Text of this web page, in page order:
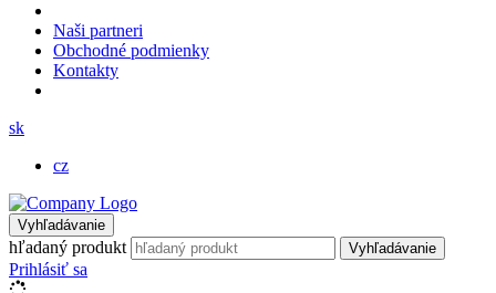
Naši partneri
Obchodné podmienky
Kontakty
sk
cz
Vyhľadávanie
hľadaný produkt Vyhľadávanie
Prihlásiť sa